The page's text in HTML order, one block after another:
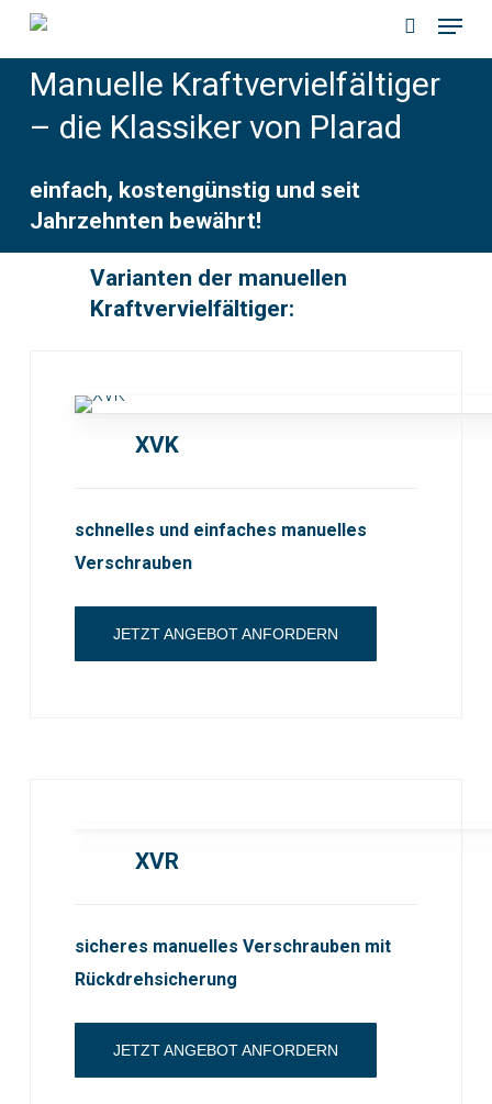
Skip
main
Menu
Manuelle Kraftvervielfältiger
– die Klassiker von Plarad
einfach, kostengünstig und seit
Jahrzehnten bewährt!
Varianten der manuellen
Kraftvervielfältiger:
XVK
schnelles und einfaches manuelles
Verschrauben
JETZT ANGEBOT ANFORDERN
XVR
sicheres manuelles Verschrauben mit
Rückdrehsicherung
JETZT ANGEBOT ANFORDERN